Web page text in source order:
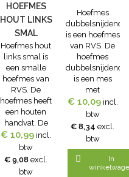
HOEFMES
HOUT LINKS
SMAL
Hoefmes hout
links smal is
een smalle
hoefmes van
RVS. De
hoefmes heeft
een houten
handvat. De
hoefmes is
linkssnijdend.
€ 10,99 incl.
btw
€ 9,08 excl.
btw
Hoefmes
dubbelsnijdend
is een hoefmes
van RVS. De
hoefmes
dubbelsnijdend
is een mes
met
uitstekende
Met houten
handvat.
€ 10,09 incl.
btw
€ 8,34 excl.
btw

In